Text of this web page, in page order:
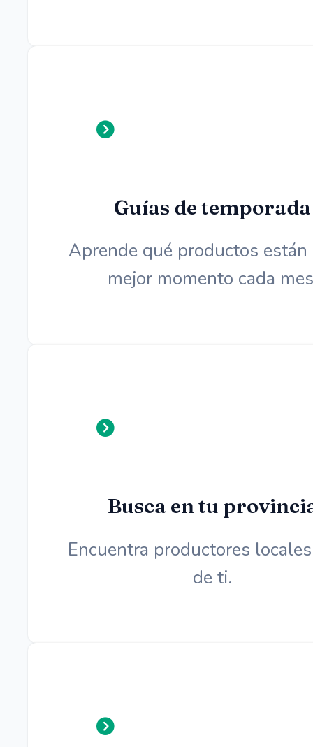
Guías de temporada
Aprende qué productos están
mejor momento cada
Busca en tu
Encuentra productores
de ti.